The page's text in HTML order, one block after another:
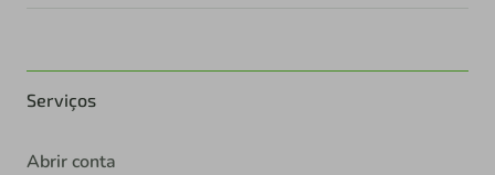
Serviços
Abrir conta